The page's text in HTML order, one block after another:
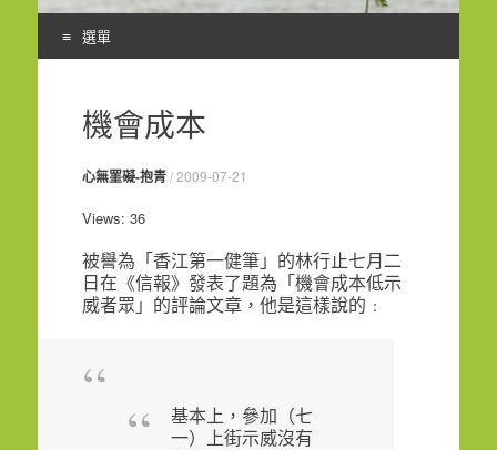
選單
content機會成本
心無罣礙-抱青/2009-07-21
Views: 36
被譽為「香江第一健筆」的林行止七月二
日在《信報》發表了題為「機會成本低示
威者眾」的評論文章，他是這樣說的﹕
基本上，參加（七
一）上街示威沒有